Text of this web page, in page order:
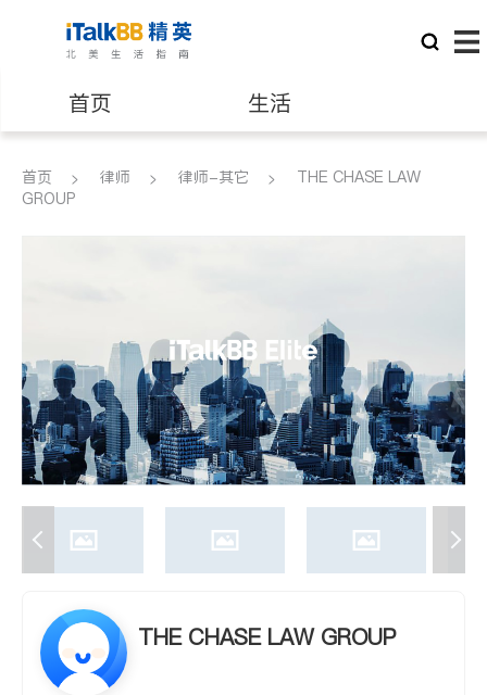
首页 生活
医生 律师
养老 非盈利组织
首页 律师 律师-其它
THE CHASE LAW
GROUP
THE CHASE LAW GROUP